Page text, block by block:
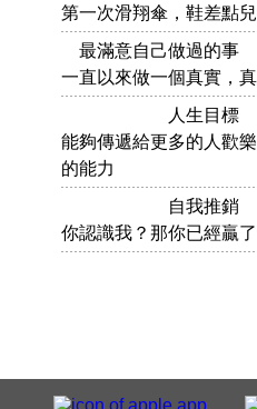
第一次滑翔傘，鞋差點
最滿意自己做過的事
一直以來做一個真實，
人生目標
能夠傳遞給更多的人歡
的能力
自我推銷
你認識我？那你已經贏